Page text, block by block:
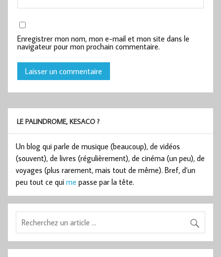
Enregistrer mon nom, mon e-mail et mon site dans le
navigateur pour mon prochain commentaire.
LE PALINDROME, KESACO ?
Un blog qui parle de musique (beaucoup), de vidéos
(souvent), de livres (régulièrement), de cinéma (un peu), de
voyages (plus rarement, mais tout de même). Bref, d’un
peu tout ce qui me passe par la tête.